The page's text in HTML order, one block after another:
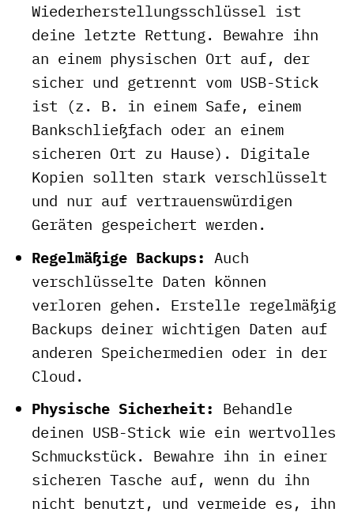
Wiederherstellungsschlüssel ist
deine letzte Rettung. Bewahre ihn
an einem physischen Ort auf, der
sicher und getrennt vom USB-Stick
ist (z. B. in einem Safe, einem
Bankschließfach oder an einem
sicheren Ort zu Hause). Digitale
Kopien sollten stark verschlüsselt
und nur auf vertrauenswürdigen
Geräten gespeichert werden.
Regelmäßige Backups: Auch
verschlüsselte Daten können
verloren gehen. Erstelle regelmäßig
Backups deiner wichtigen Daten auf
anderen Speichermedien oder in der
Cloud.
Physische Sicherheit: Behandle
deinen USB-Stick wie ein wertvolles
Schmuckstück. Bewahre ihn in einer
sicheren Tasche auf, wenn du ihn
nicht benutzt, und vermeide es, ihn